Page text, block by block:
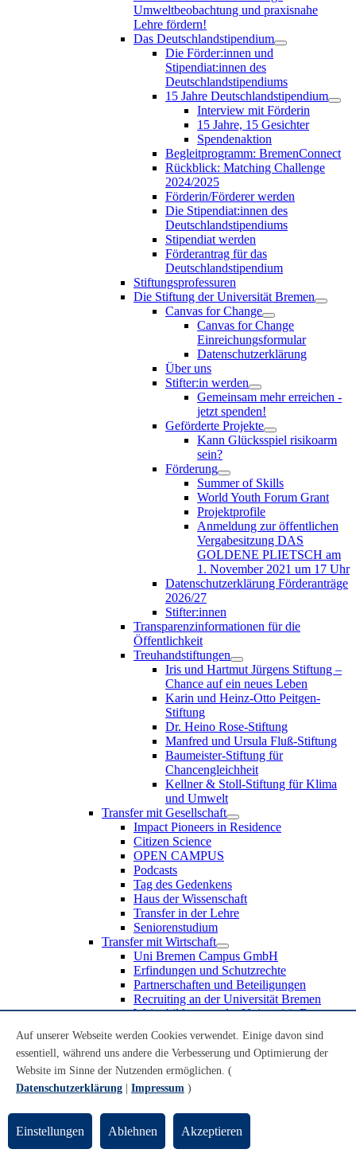
Umweltbeobachtung und praxisnahe
Lehre fördern!
Das Deutschlandstipendium
Die Förder:innen und
Stipendiat:innen des
Deutschlandstipendiums
15 Jahre Deutschlandstipendium
Interview mit Förderin
15 Jahre, 15 Gesichter
Spendenaktion
Begleitprogramm: BremenConnect
Rückblick: Matching Challenge
2024/2025
Förderin/Förderer werden
Die Stipendiat:innen des
Deutschlandstipendiums
Stipendiat werden
Förderantrag für das
Deutschlandstipendium
Stiftungsprofessuren
Die Stiftung der Universität Bremen
Canvas for Change
Canvas for Change
Einreichungsformular
Datenschutzerklärung
Über uns
Stifter:in werden
Gemeinsam mehr erreichen -
jetzt spenden!
Geförderte Projekte
Kann Glücksspiel risikoarm
sein?
Förderung
Summer of Skills
World Youth Forum Grant
Projektprofile
Anmeldung zur öffentlichen
Vergabesitzung DAS
GOLDENE PLIETSCH am
1. November 2021 um 17 Uhr
Datenschutzerklärung Förderanträge
2026/27
Stifter:innen
Transparenzinformationen für die
Öffentlichkeit
Treuhandstiftungen
Iris und Hartmut Jürgens Stiftung –
Chance auf ein neues Leben
Karin und Heinz-Otto Peitgen-
Stiftung
Dr. Heino Rose-Stiftung
Manfred und Ursula Fluß-Stiftung
Baumeister-Stiftung für
Chancengleichheit
Kellner & Stoll-Stiftung für Klima
und Umwelt
Transfer mit Gesellschaft
Impact Pioneers in Residence
Citizen Science
OPEN CAMPUS
Podcasts
Tag des Gedenkens
Haus der Wissenschaft
Transfer in der Lehre
Seniorenstudium
Transfer mit Wirtschaft
Uni Bremen Campus GmbH
Erfindungen und Schutzrechte
Partnerschaften und Beteiligungen
Recruiting an der Universität Bremen
Weiterbildung an der Universität Bremen
Schülerinnen und Schüler
MINT-Schnupperstudium
Schulklassen
Lehrkräfte
UniTransfer - Servicestelle für Transferaktivitäten
Transfermagazin der Universität Bremen
Auf unserer Webseite werden Cookies verwendet. Einige davon sind
essentiell, während uns andere die Verbesserung und Optimierung der
Website im Sinne der Nutzenden ermöglichen. (
Datenschutzerklärung
Impressum )
Einstellungen Ablehnen Akzeptieren